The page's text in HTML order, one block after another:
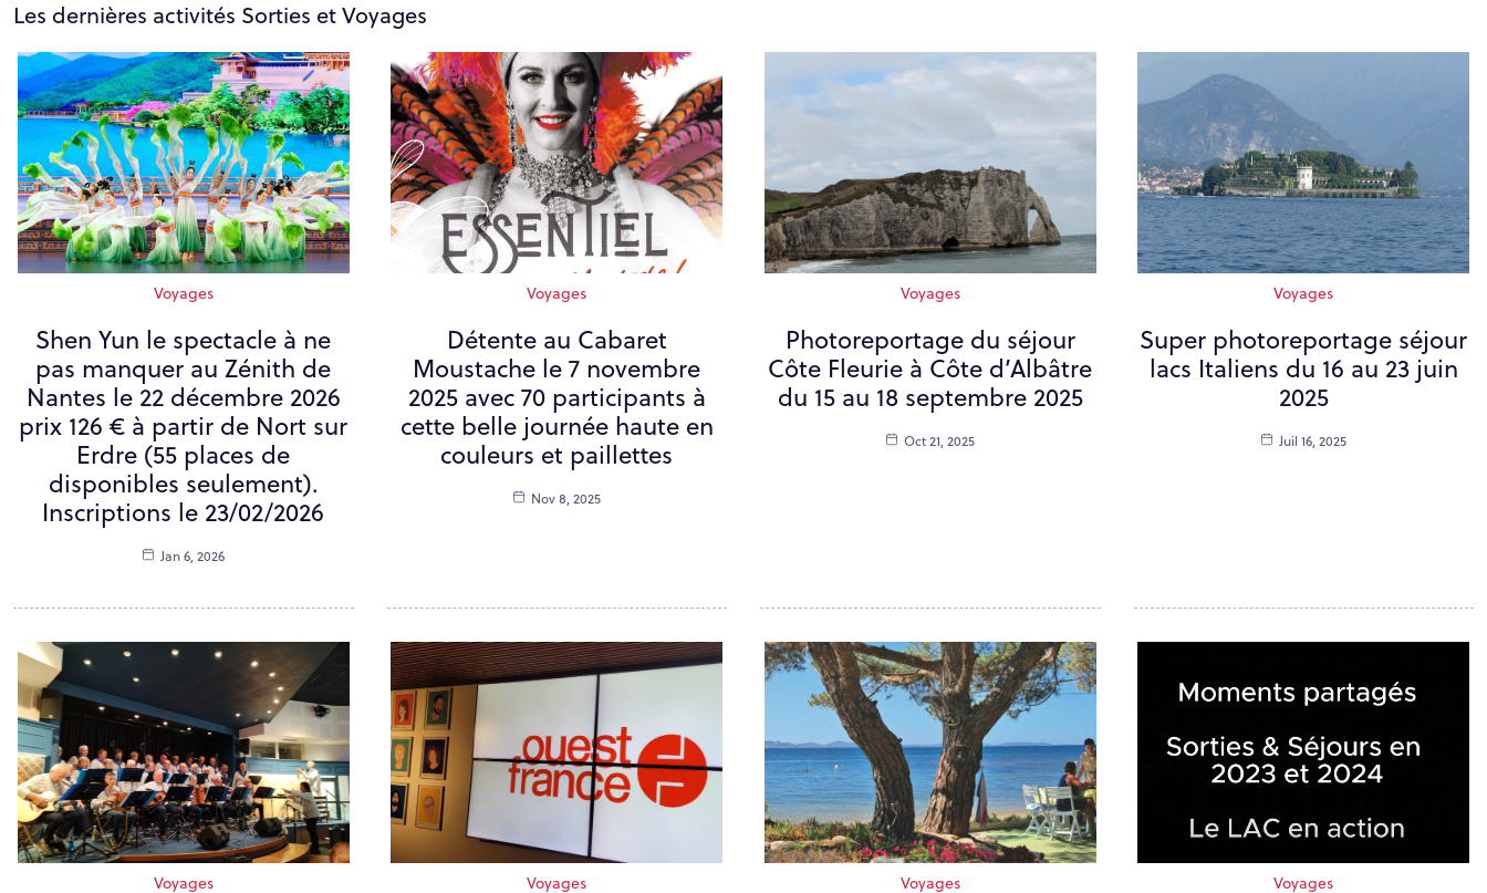
Les dernières activités Sorties et Voyages
Voyages
Shen Yun le spectacle à ne
pas manquer au Zénith de
Nantes le 22 décembre 2026
prix 126 € à partir de Nort sur
Erdre (55 places de
disponibles seulement).
Inscriptions le 23/02/2026
Jan 6, 2026
Voyages
Détente au Cabaret
Moustache le 7 novembre
2025 avec 70 participants à
cette belle journée haute en
couleurs et paillettes
Nov 8, 2025
Voyages
Photoreportage du séjour
Côte Fleurie à Côte d’Albâtre
du 15 au 18 septembre 2025
Oct 21, 2025
Voyages
Super photoreportage séjour
lacs Italiens du 16 au 23 juin
2025
Juil 16, 2025
Voyages Voyages Voyages Voyages